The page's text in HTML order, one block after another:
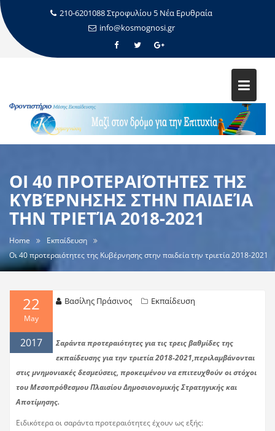
210-6201088 Στροφυλίου 5 Νέα Ερυθραία
info@kosmognosi.gr
ΟΙ 40 ΠΡΟΤΕΡΑΙΌΤΗΤΕΣ ΤΗΣ
ΚΥΒΈΡΝΗΣΗΣ ΣΤΗΝ ΠΑΙΔΕΊΑ
ΤΗΝ ΤΡΙΕΤΊΑ 2018-2021
Home
Εκπαίδευση
Οι 40 προτεραιότητες της Κυβέρνησης στην παιδεία την τριετία 2018-2021
22
May
2017
Βασίλης Πράσινος Εκπαίδευση
Σαράντα προτεραιότητες για τις τρεις βαθμίδες της
εκπαίδευσης για την τριετία 2018-2021,περιλαμβάνονται
στις μνημονιακές δεσμεύσεις, προκειμένου να επιτευχθούν οι στόχοι
του Μεσοπρόθεσμου Πλαισίου Δημοσιονομικής Στρατηγικής και
Αποτίμησης.
Ειδικότερα οι σαράντα προτεραιότητες έχουν ως εξής: